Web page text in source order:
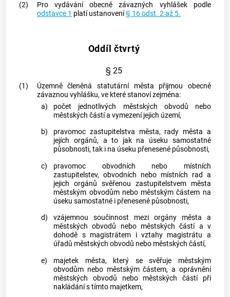
(2)
Pro vydávání obecně závazných vyhlášek podle
odstavce 1 platí ustanovení§ 16 odst. 2 až 5.
Oddíl čtvrtý
§ 25
(1) Územně členěná statutární města přijmou obecně
závaznou vyhlášku, ve které stanoví zejména:
a)
počet jednotlivých městských obvodů nebo
městských částí a vymezení jejich území,
b)
pravomoc zastupitelstva města, rady města a
jejích orgánů, a to jak na úseku samostatné
působnosti, tak i na úseku přenesené působnosti,
c)
pravomoc obvodních nebo místních
zastupitelstev, obvodních nebo místních rad a
jejich orgánů svěřenou zastupitelstvem města
městským obvodům nebo městským částem na
úseku samostatné i přenesené působnosti,
d)
vzájemnou součinnost mezi orgány města a
městských obvodů nebo městských částí a v
dohodě s magistrátem i vztahy magistrátu a
úřadů městských obvodů nebo městských částí,
e)
majetek města, který se svěřuje městským
obvodům nebo městským částem, a oprávnění
městských obvodů nebo městských částí při
nakládání s tímto majetkem,